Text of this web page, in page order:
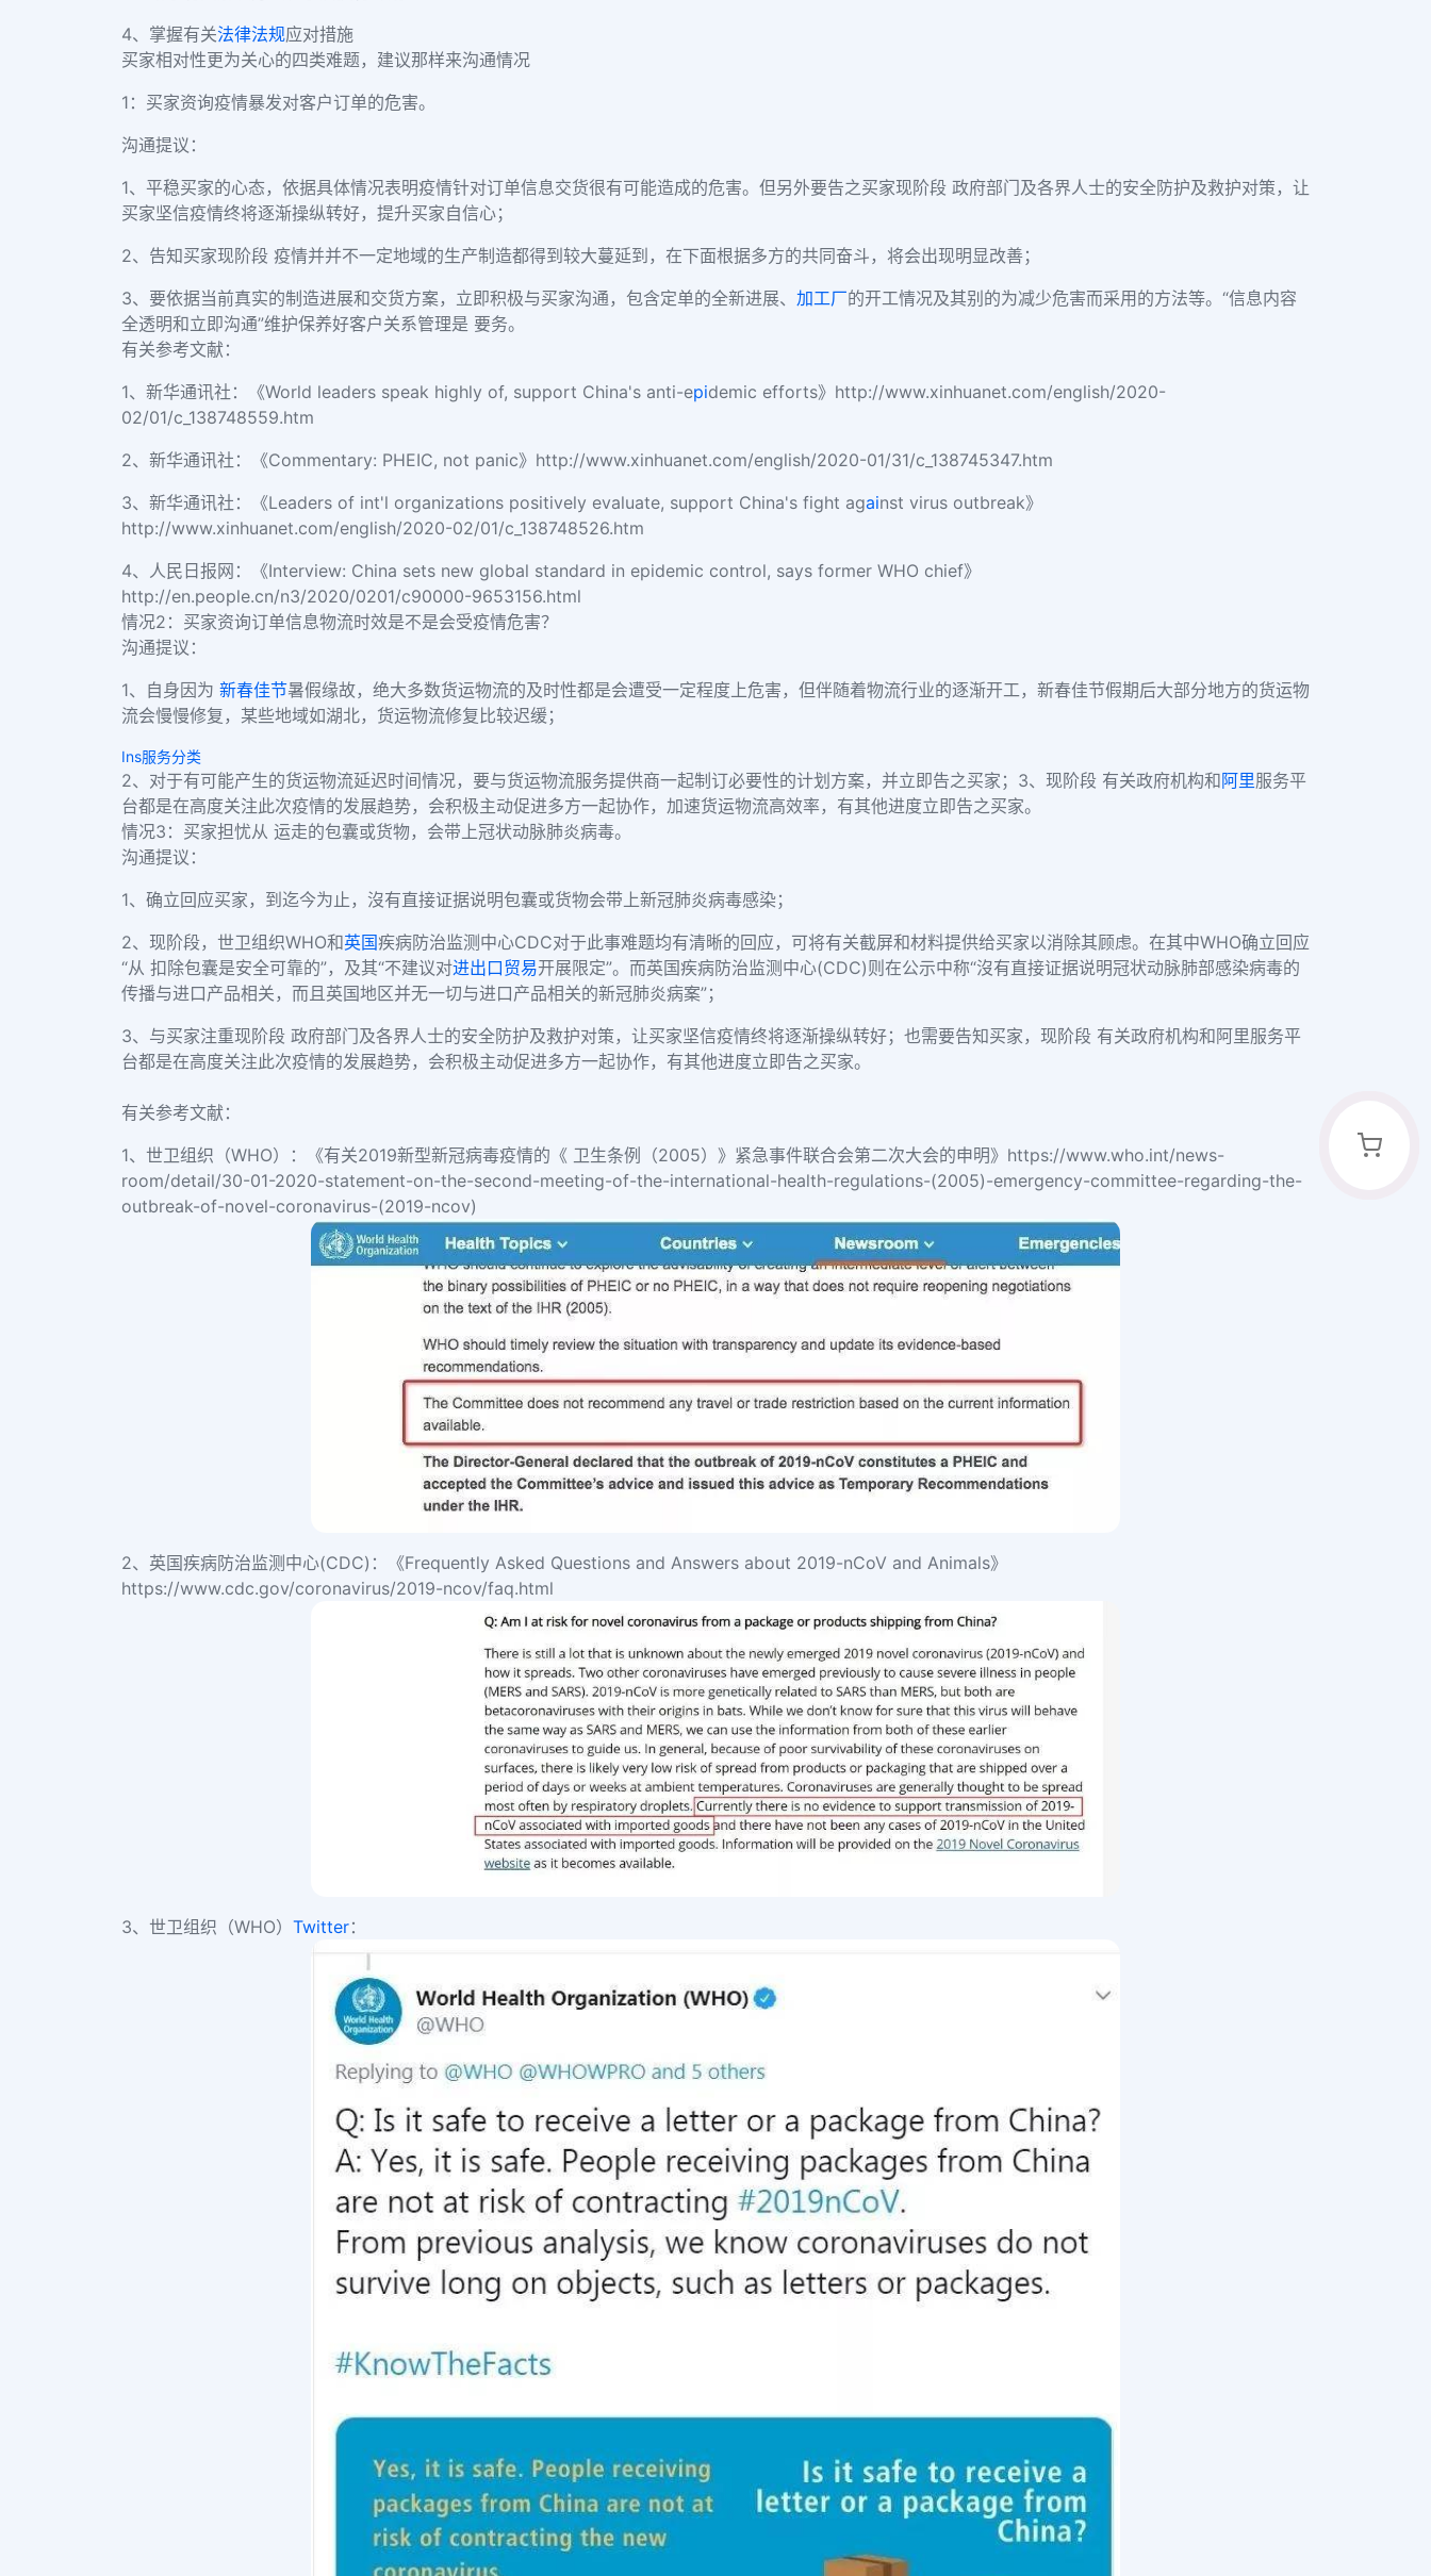
4、掌握有关法律法规应对措施
买家相对性更为关心的四类难题，建议那样来沟通情况
1：买家资询疫情暴发对客户订单的危害。
沟通提议：
1、平稳买家的心态，依据具体情况表明疫情针对订单信息交货很有可能造成的危害。但另外要告之买家现阶段 政府部门及各界人士的安全防护及救护对策，让
买家坚信疫情终将逐渐操纵转好，提升买家自信心；
2、告知买家现阶段 疫情并并不一定地域的生产制造都得到较大蔓延到，在下面根据多方的共同奋斗，将会出现明显改善；
3、要依据当前真实的制造进展和交货方案，立即积极与买家沟通，包含定单的全新进展、 加工厂的开工情况及其别的为减少危害而采用的方法等。“信息内容
全透明和立即沟通”维护保养好客户关系管理是 要务。
有关参考文献：
1、新华通讯社：《World leaders speak highly of, support China's anti-epidemic efforts》 http://www.xinhuanet.com/english/2020-
02/01/c_138748559.htm
2、新华通讯社：《Commentary: PHEIC, not panic》 http://www.xinhuanet.com/english/2020-01/31/c_138745347.htm
3、新华通讯社：《Leaders of int'l organizations positively evaluate, support China's fight against virus outbreak》
http://www.xinhuanet.com/english/2020-02/01/c_138748526.htm
4、人民日报网：《Interview: China sets new global standard in epidemic control, says former WHO chief》
http://en.people.cn/n3/2020/0201/c90000-9653156.html
情况2：买家资询订单信息物流时效是不是会受疫情危害？
沟通提议：
1、自身因为 新春佳节暑假缘故，绝大多数货运物流的及时性都是会遭受一定程度上危害，但伴随着物流行业的逐渐开工，新春佳节假期后大部分地方的货运物
流会慢慢修复，某些地域如湖北，货运物流修复比较迟缓；
Ins服务分类
2、对于有可能产生的货运物流延迟时间情况，要与货运物流服务提供商一起制订必要性的计划方案，并立即告之买家； 3、现阶段 有关政府机构和阿里服务平
台都是在高度关注此次疫情的发展趋势，会积极主动促进多方一起协作，加速货运物流高效率，有其他进度立即告之买家。
情况3：买家担忧从 运走的包囊或货物，会带上冠状动脉肺炎病毒。
沟通提议：
1、确立回应买家，到迄今为止，沒有直接证据说明包囊或货物会带上新冠肺炎病毒感染；
2、现阶段，世卫组织WHO和英国疾病防治监测中心CDC对于此事难题均有清晰的回应，可将有关截屏和材料提供给买家以消除其顾虑。在其中WHO确立回应
“从 扣除包囊是安全可靠的”，及其“不建议对进出口贸易开展限定”。而英国疾病防治监测中心(CDC)则在公示中称“沒有直接证据说明冠状动脉肺部感染病毒的
传播与进口产品相关，而且英国地区并无一切与进口产品相关的新冠肺炎病案”；
3、与买家注重现阶段 政府部门及各界人士的安全防护及救护对策，让买家坚信疫情终将逐渐操纵转好；也需要告知买家，现阶段 有关政府机构和阿里服务平
台都是在高度关注此次疫情的发展趋势，会积极主动促进多方一起协作，有其他进度立即告之买家。
有关参考文献：
1、世卫组织（WHO）：《有关2019新型新冠病毒疫情的《 卫生条例（2005）》紧急事件联合会第二次大会的申明》 https://www.who.int/news-
room/detail/30-01-2020-statement-on-the-second-meeting-of-the-international-health-regulations-(2005)-emergency-committee-regarding-the-
outbreak-of-novel-coronavirus-(2019-ncov)
2、英国疾病防治监测中心(CDC)：《Frequently Asked Questions and Answers about 2019-nCoV and Animals》
https://www.cdc.gov/coronavirus/2019-ncov/faq.html
3、世卫组织（WHO） Twitter：